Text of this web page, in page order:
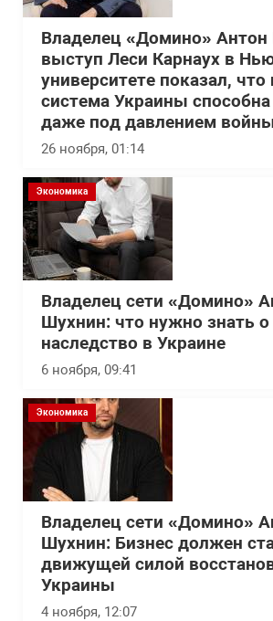
Владелец «Домино»
выступ Леси Карнаух в
университете показал, что
система Украины способна
даже под давлением
26 ноября, 01:14
Экономика
Владелец сети «Домино»
Шухнин: что нужно знать о
наследство в Украине
6 ноября, 09:41
Экономика
Владелец сети «Домино»
Шухнин: Бизнес должен
движущей силой
Украины
4 ноября, 12:07